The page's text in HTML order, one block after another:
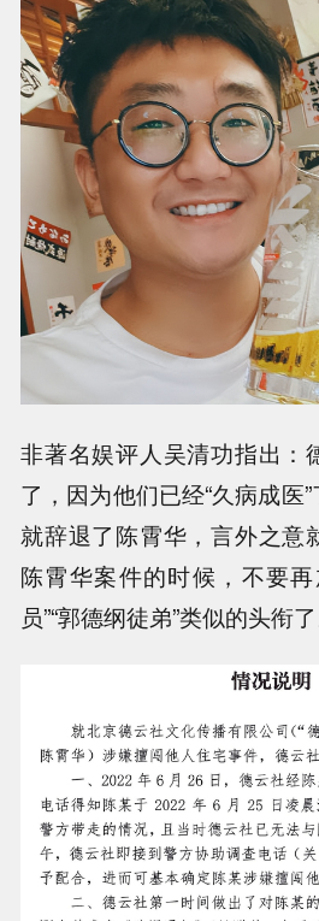
非著名娱评人吴清功指出：
了，因为他们已经“久病成医
就辞退了陈霄华，言外之意
陈霄华案件的时候，不要
员”“郭德纲徒弟”类似的头衔了